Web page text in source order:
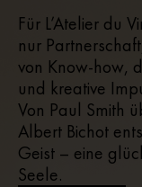
Für L’Atelier du
nur
von Know-how,
und kreative
Von Paul Smith
Albert Bichot
Geist – eine
Seele.